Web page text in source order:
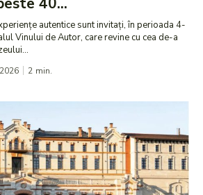
autentice sunt invitați, în perioada 4-
Vinului de Autor, care revine cu cea de-a
2 min.